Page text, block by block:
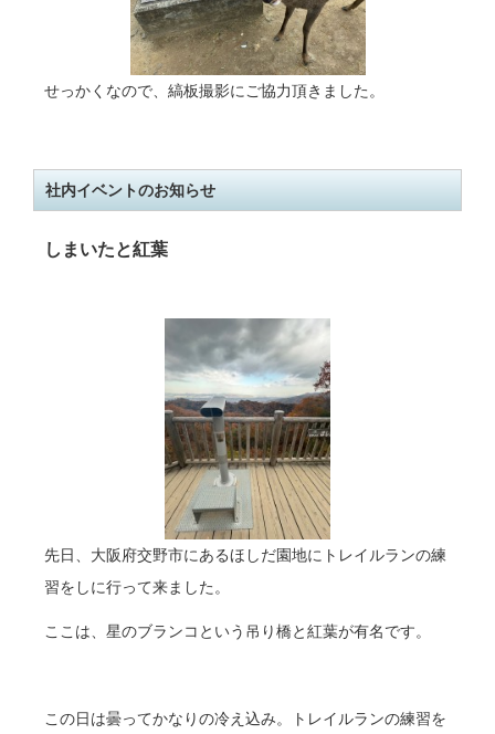
せっかくなので、縞板撮影にご協力頂きました。
社内イベントのお知らせ
しまいたと紅葉
先日、大阪府交野市にあるほしだ園地にトレイルランの練
習をしに行って来ました。
ここは、星のブランコという吊り橋と紅葉が有名です。
この日は曇ってかなりの冷え込み。トレイルランの練習を